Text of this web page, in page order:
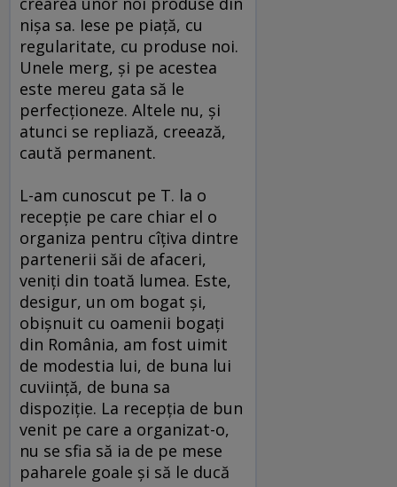
nişa sa. Iese pe piaţă, cu
regularitate, cu produse noi.
Unele merg, şi pe acestea
este mereu gata să le
perfecţioneze. Altele nu, şi
atunci se repliază, creează,
caută permanent.
L-am cunoscut pe T. la o
recepţie pe care chiar el o
organiza pentru cîţiva dintre
partenerii săi de afaceri,
veniţi din toată lumea. Este,
desigur, un om bogat şi,
obişnuit cu oamenii bogaţi
din România, am fost uimit
de modestia lui, de buna lui
cuviinţă, de buna sa
dispoziţie. La recepţia de bun
venit pe care a organizat-o,
nu se sfia să ia de pe mese
paharele goale şi să le ducă